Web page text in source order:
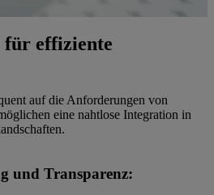
abspielen
für effiziente
auf die Anforderungen von
eine nahtlose Integration in
und Transparenz: